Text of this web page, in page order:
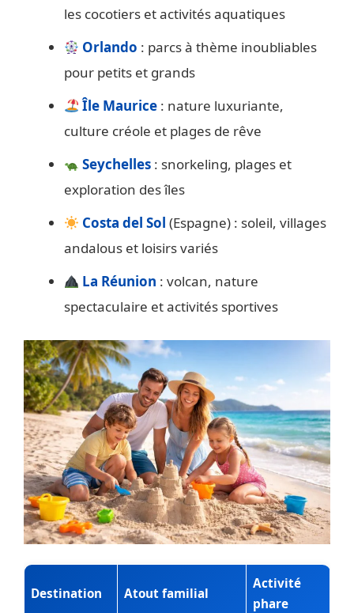
les cocotiers et activités aquatiques
Orlando : parcs à thème inoubliables
pour petits et grands
Île Maurice : nature luxuriante,
culture créole et plages de rêve
Seychelles : snorkeling, plages et
exploration des îles
Costa del Sol (Espagne) : soleil, villages
andalous et loisirs variés
La Réunion : volcan, nature
spectaculaire et activités sportives
Destination Atout familial
Activité
phare